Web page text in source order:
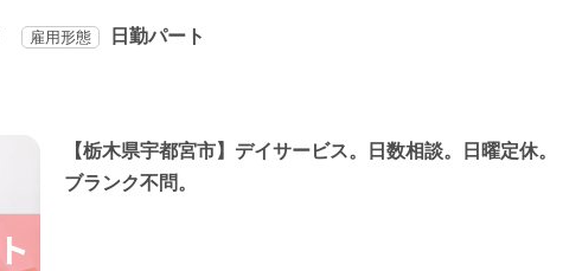
雇用形態 日勤パート
【栃木県宇都宮市】デイサービス。日数相談。日曜定休。
ブランク不問。